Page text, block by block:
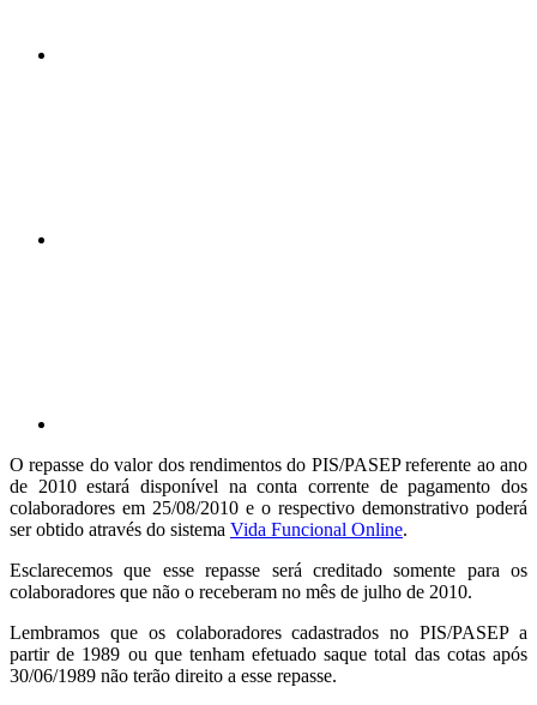
O repasse do valor dos rendimentos do PIS/PASEP referente ao ano
de 2010 estará disponível na conta corrente de pagamento dos
colaboradores em 25/08/2010 e o respectivo demonstrativo poderá
ser obtido através do sistema Vida Funcional Online.
Esclarecemos que esse repasse será creditado somente para os
colaboradores que não o receberam no mês de julho de 2010.
Lembramos que os colaboradores cadastrados no PIS/PASEP a
partir de 1989 ou que tenham efetuado saque total das cotas após
30/06/1989 não terão direito a esse repasse.